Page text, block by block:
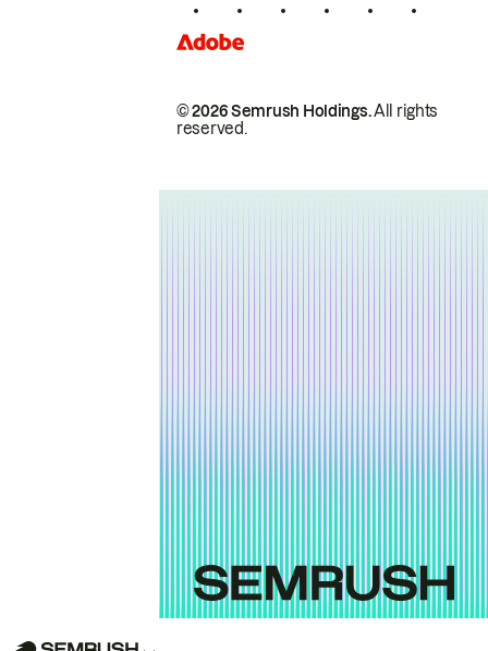
© 2026 Semrush Holdings.All rights
reserved.